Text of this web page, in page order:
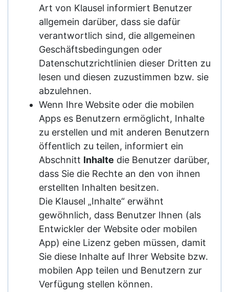
Art von Klausel informiert Benutzer
allgemein darüber, dass sie dafür
verantwortlich sind, die allgemeinen
Geschäftsbedingungen oder
Datenschutzrichtlinien dieser Dritten zu
lesen und diesen zuzustimmen bzw. sie
abzulehnen.
Wenn Ihre Website oder die mobilen
Apps es Benutzern ermöglicht, Inhalte
zu erstellen und mit anderen Benutzern
öffentlich zu teilen, informiert ein
Abschnitt Inhalte die Benutzer darüber,
dass Sie die Rechte an den von ihnen
erstellten Inhalten besitzen.
Die Klausel „Inhalte“ erwähnt
gewöhnlich, dass Benutzer Ihnen (als
Entwickler der Website oder mobilen
App) eine Lizenz geben müssen, damit
Sie diese Inhalte auf Ihrer Website bzw.
mobilen App teilen und Benutzern zur
Verfügung stellen können.